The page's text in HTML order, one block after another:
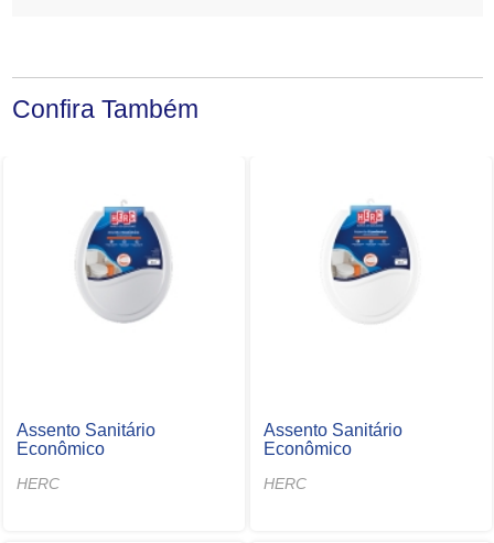
Confira Também
Assento Sanitário
Econômico
HERC
Assento Sanitário
Econômico
HERC